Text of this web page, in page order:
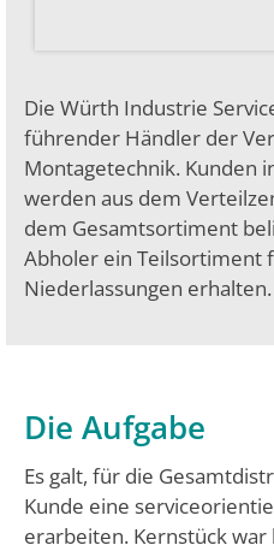
Die Würth Industrie
führender Händler der
Montagetechnik. Kunden
werden aus dem
dem Gesamtsortiment
Abholer ein Teilsortiment
Niederlassungen erhalten.
Die Aufgabe
Es galt, für die
Kunde eine
erarbeiten. Kernstück